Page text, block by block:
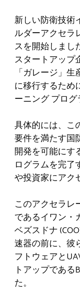
新しい防衛技術
ルダーアクセラ
スを開始しまし
スタートアップ
「ガレージ」
に移行するため
ーニング プログ
具体的には、こ
要件を満たす国
開発を可能にす
ログラムを完了
や投資家にアク
このアクセラレ
で​​あるイワン・
ベズスドナ
速器の前に、彼
フトウェアと
トアップである
た。